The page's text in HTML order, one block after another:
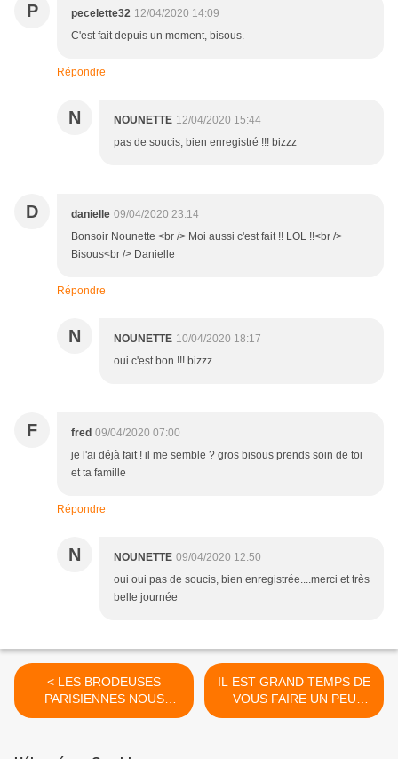
P pecelette32 12/04/2020 14:09
C'est fait depuis un moment, bisous.
Répondre
N NOUNETTE 12/04/2020 15:44
pas de soucis, bien enregistré !!! bizzz
D danielle 09/04/2020 23:14
Bonsoir Nounette <br /> Moi aussi c'est fait !! LOL !!<br />
Bisous<br /> Danielle
Répondre
N NOUNETTE 10/04/2020 18:17
oui c'est bon !!! bizzz
F fred 09/04/2020 07:00
je l'ai déjà fait ! il me semble ? gros bisous prends soin de toi
et ta famille
Répondre
N NOUNETTE 09/04/2020 12:50
oui oui pas de soucis, bien enregistrée....merci et très
belle journée
< LES BRODEUSES
PARISIENNES NOUS
OFFRENT UNE NOUVELLE
IL EST GRAND TEMPS DE
VOUS FAIRE UN PEU
SOURIRE !!! >